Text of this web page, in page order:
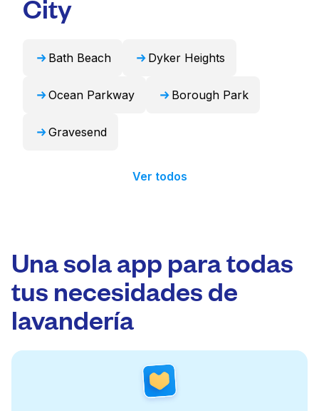
City
Bath Beach Dyker Heights
Ocean Parkway Borough Park
Gravesend
Ver todos
Una sola app para todas
tus necesidades de
lavandería